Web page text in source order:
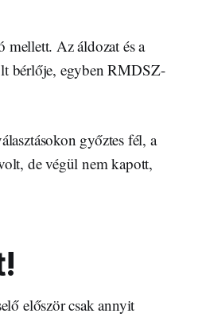
mellett. Az áldozat és a
bérlője, egyben RMDSZ-
győztes fél, a
de végül nem kapott,
először csak annyit